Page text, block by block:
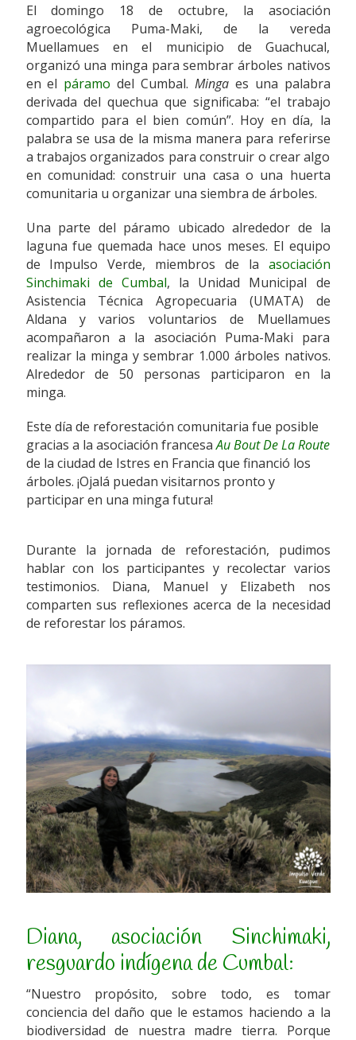
El domingo 18 de octubre, la asociación
agroecológica Puma-Maki, de la vereda
Muellamues en el municipio de Guachucal,
organizó una minga para sembrar árboles nativos
en el páramo del Cumbal. Mingaes una palabra
derivada del quechua que significaba: “el trabajo
compartido para el bien común”. Hoy en día, la
palabra se usa de la misma manera para referirse
a trabajos organizados para construir o crear algo
en comunidad: construir una casa o una huerta
comunitaria u organizar una siembra de árboles.
Una parte del páramo ubicado alrededor de la
laguna fue quemada hace unos meses. El equipo
de Impulso Verde, miembros de la asociación
Sinchimaki de Cumbal, la Unidad Municipal de
Asistencia Técnica Agropecuaria (UMATA) de
Aldana y varios voluntarios de Muellamues
acompañaron a la asociación Puma-Maki para
realizar la minga y sembrar 1.000 árboles nativos.
Alrededor de 50 personas participaron en la
minga.
Este día de reforestación comunitaria fue posible
gracias a la asociación francesaAu Bout De La Route
de la ciudad de Istres en Francia que financió los
árboles. ¡Ojalá puedan visitarnos pronto y
participar en una minga futura!
Durante la jornada de reforestación, pudimos
hablar con los participantes y recolectar varios
testimonios. Diana, Manuel y Elizabeth nos
comparten sus reflexiones acerca de la necesidad
de reforestar los páramos.
Diana, asociación Sinchimaki,
resguardo indígena de Cumbal:
“Nuestro propósito, sobre todo, es tomar
conciencia del daño que le estamos haciendo a la
biodiversidad de nuestra madre tierra. Porque